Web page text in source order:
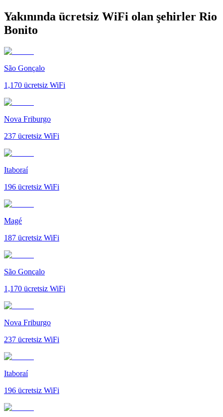
Yakınında ücretsiz WiFi olan şehirler Rio
Bonito
São Gonçalo
1,170 ücretsiz WiFi
Nova Friburgo
237 ücretsiz WiFi
Itaboraí
196 ücretsiz WiFi
Magé
187 ücretsiz WiFi
São Gonçalo
1,170 ücretsiz WiFi
Nova Friburgo
237 ücretsiz WiFi
Itaboraí
196 ücretsiz WiFi